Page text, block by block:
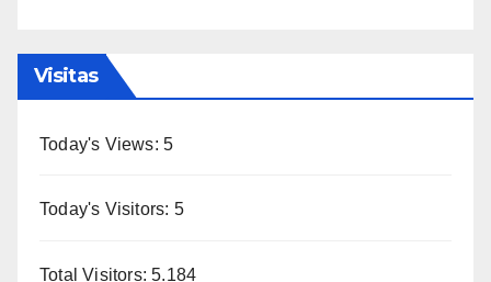
Visitas
Today's Views: 5
Today's Visitors: 5
Total Visitors:5.184